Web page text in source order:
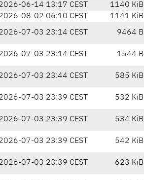
06-14 13:17 CEST
1140 KiB
08-02 06:10 CEST
1141 KiB
07-03 23:14 CEST 9464 B
07-03 23:14 CEST 1544 B
07-03 23:44 CEST 585 KiB
07-03 23:39 CEST 532 KiB
07-03 23:39 CEST 534 KiB
07-03 23:39 CEST 542 KiB
07-03 23:39 CEST 623 KiB